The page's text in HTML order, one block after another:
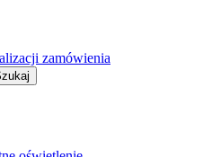
zamówienia